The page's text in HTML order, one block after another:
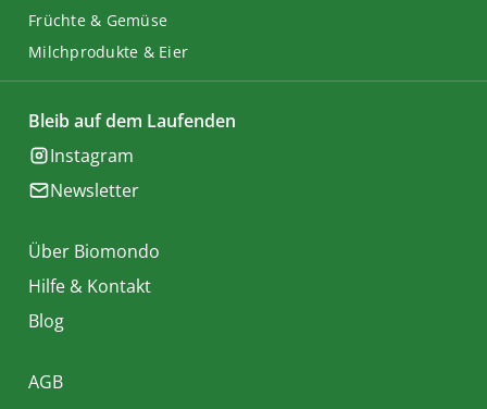
Früchte & Gemüse
Milchprodukte & Eier
Bleib auf dem Laufenden
Instagram
Newsletter
Über Biomondo
Hilfe & Kontakt
Blog
AGB